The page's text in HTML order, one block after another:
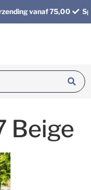
vanaf 75,00
Beige